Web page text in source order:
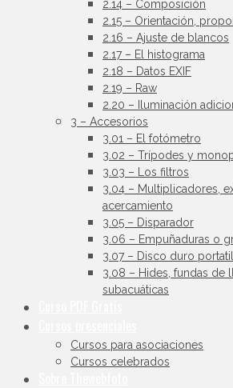
2.14 – Composición
2.15 – Orientación,
2.16 – Ajuste de blancos
2.17 – El histograma
2.18 – Datos EXIF
2.19 – Raw
2.20 – Iluminación
3 – Accesorios
3.01 – El fotómetro
3.02 – Trípodes y
3.03 – Los filtros
3.04 – Multiplicadores,
acercamiento
3.05 – Disparador
3.06 – Empuñaduras o
3.07 – Disco duro portatil
3.08 – Hides, fundas de
subacuáticas
Cursos para asociaciones
Cursos celebrados